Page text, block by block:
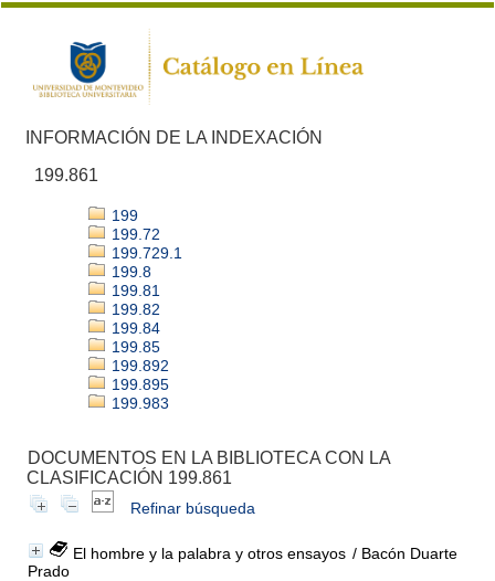
INFORMACIÓN DE LA INDEXACIÓN
199.861
199
199.72
199.729.1
199.8
199.81
199.82
199.84
199.85
199.892
199.895
199.983
DOCUMENTOS EN LA BIBLIOTECA CON LA
CLASIFICACIÓN 199.861
Refinar búsqueda
El hombre y la palabra y otros ensayos / Bacón Duarte
Prado